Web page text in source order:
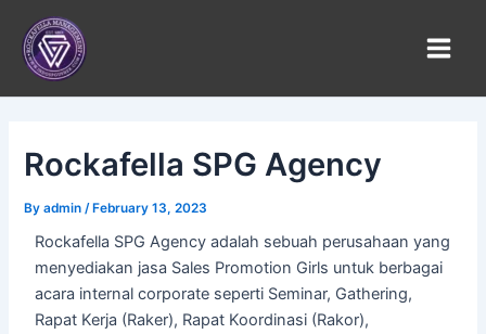
content
Rockafella SPG Agency
Byadmin/ February 13, 2023
Rockafella SPG Agency adalah sebuah perusahaan yang
menyediakan jasa Sales Promotion Girls untuk berbagai
acara internal corporate seperti Seminar, Gathering,
Rapat Kerja (Raker), Rapat Koordinasi (Rakor),